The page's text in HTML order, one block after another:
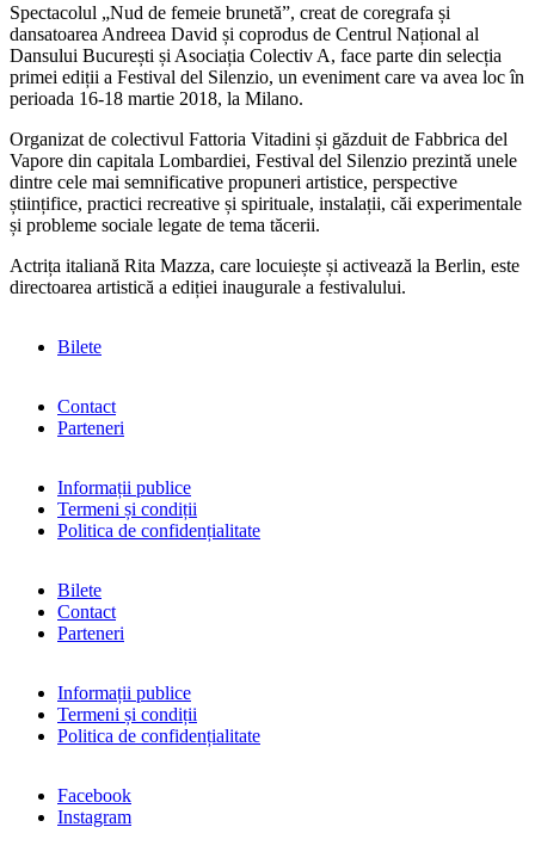
Spectacolul „Nud de femeie brunetă”, creat de coregrafa și
dansatoarea Andreea David și coprodus de Centrul Național al
Dansului București și Asociația Colectiv A, face parte din selecția
primei ediții a Festival del Silenzio, un eveniment care va avea loc în
perioada 16-18 martie 2018, la Milano.
Organizat de colectivul Fattoria Vitadini și găzduit de Fabbrica del
Vapore din capitala Lombardiei, Festival del Silenzio prezintă unele
dintre cele mai semnificative propuneri artistice, perspective
științifice, practici recreative și spirituale, instalații, căi experimentale
și probleme sociale legate de tema tăcerii.
Actrița italiană Rita Mazza, care locuiește și activează la Berlin, este
directoarea artistică a ediției inaugurale a festivalului.
Bilete
Contact
Parteneri
Informații publice
Termeni și condiții
Politica de confidențialitate
Bilete
Contact
Parteneri
Informații publice
Termeni și condiții
Politica de confidențialitate
Facebook
Instagram